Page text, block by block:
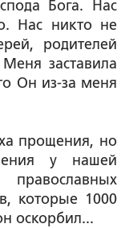
Бога. Нас
Нас никто не
родителей
заставила
Он из-за меня
прощения, но
у нашей
которые 1000
оскорбил...